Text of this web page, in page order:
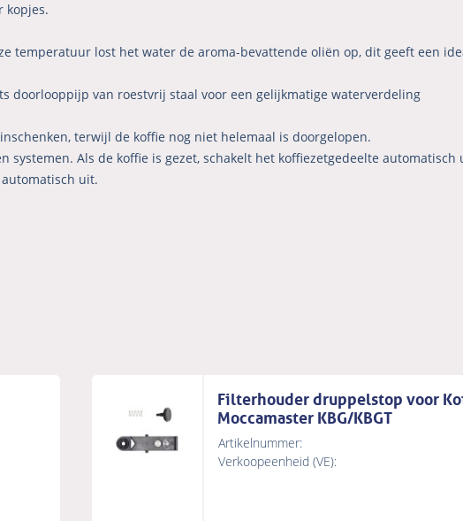
kopjes.
temperatuur lost het water de aroma-bevattende oliën op, dit geeft een
doorlooppijp van roestvrij staal voor een gelijkmatige waterverdeling
terwijl de koffie nog niet helemaal is doorgelopen.
Als de koffie is gezet, schakelt het koffiezetgedeelte automatisch
uit.
Filterhouder druppelstop voor
Moccamaster KBG/KBGT
Artikelnummer:
Verkoopeenheid (VE):